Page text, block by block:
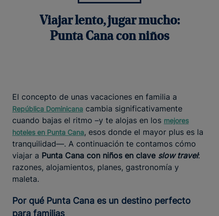
Viajar lento, jugar mucho:
Punta Cana con niños
El concepto de unas vacaciones en familia a
República Dominicana cambia significativamente
cuando bajas el ritmo –y te alojas en los mejores
hoteles en Punta Cana, esos donde el mayor plus es la
tranquilidad—. A continuación te contamos cómo
viajar a Punta Cana con niños en clave slow travel:
razones, alojamientos, planes, gastronomía y
maleta.
Por qué Punta Cana es un destino perfecto
para familias